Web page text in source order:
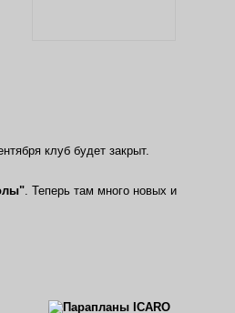
клуб будет закрыт.
. Теперь там много новых и